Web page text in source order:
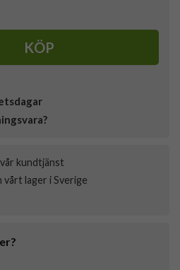
KÖP
kundtjänst
vårt lager i Sverige